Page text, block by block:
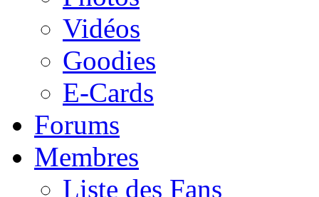
Vidéos
Goodies
E-Cards
Forums
Membres
Liste des Fans